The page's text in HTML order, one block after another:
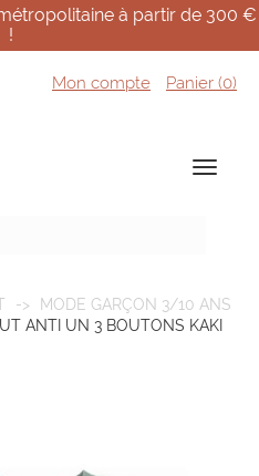
à partir de 300 €
!
Mon compte Panier (0)
MODE GARÇON 3/10 ANS
ANTI UN 3 BOUTONS KAKI